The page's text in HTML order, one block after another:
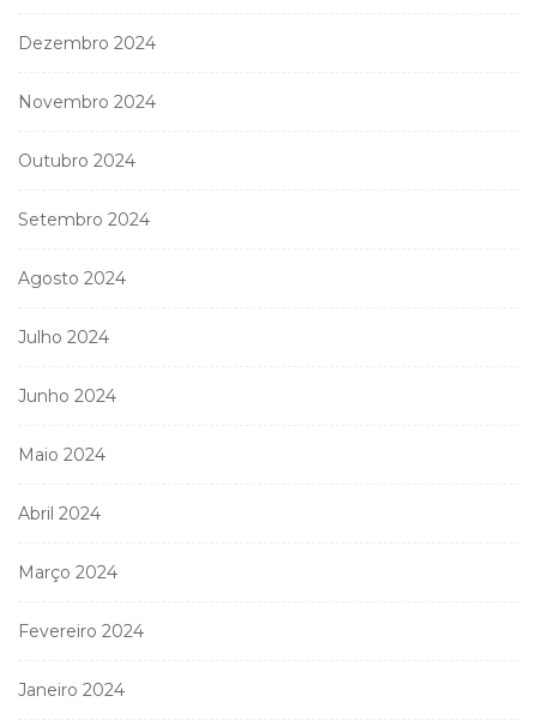
Dezembro 2024
Novembro 2024
Outubro 2024
Setembro 2024
Agosto 2024
Julho 2024
Junho 2024
Maio 2024
Abril 2024
Março 2024
Fevereiro 2024
Janeiro 2024